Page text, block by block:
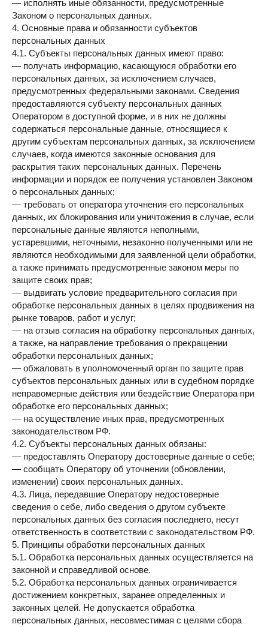
— исполнять иные обязанности, предусмотренные
Законом о персональных данных.
4. Основные права и обязанности субъектов
персональных данных
4.1. Субъекты персональных данных имеют право:
— получать информацию, касающуюся обработки его
персональных данных, за исключением случаев,
предусмотренных федеральными законами. Сведения
предоставляются субъекту персональных данных
Оператором в доступной форме, и в них не должны
содержаться персональные данные, относящиеся к
другим субъектам персональных данных, за исключением
случаев, когда имеются законные основания для
раскрытия таких персональных данных. Перечень
информации и порядок ее получения установлен Законом
о персональных данных;
— требовать от оператора уточнения его персональных
данных, их блокирования или уничтожения в случае, если
персональные данные являются неполными,
устаревшими, неточными, незаконно полученными или не
являются необходимыми для заявленной цели обработки,
а также принимать предусмотренные законом меры по
защите своих прав;
— выдвигать условие предварительного согласия при
обработке персональных данных в целях продвижения на
рынке товаров, работ и услуг;
— на отзыв согласия на обработку персональных данных,
а также, на направление требования о прекращении
обработки персональных данных;
— обжаловать в уполномоченный орган по защите прав
субъектов персональных данных или в судебном порядке
неправомерные действия или бездействие Оператора при
обработке его персональных данных;
— на осуществление иных прав, предусмотренных
законодательством РФ.
4.2. Субъекты персональных данных обязаны:
— предоставлять Оператору достоверные данные о себе;
— сообщать Оператору об уточнении (обновлении,
изменении) своих персональных данных.
4.3. Лица, передавшие Оператору недостоверные
сведения о себе, либо сведения о другом субъекте
персональных данных без согласия последнего, несут
ответственность в соответствии с законодательством РФ.
5. Принципы обработки персональных данных
5.1. Обработка персональных данных осуществляется на
законной и справедливой основе.
5.2. Обработка персональных данных ограничивается
достижением конкретных, заранее определенных и
законных целей. Не допускается обработка
персональных данных, несовместимая с целями сбора